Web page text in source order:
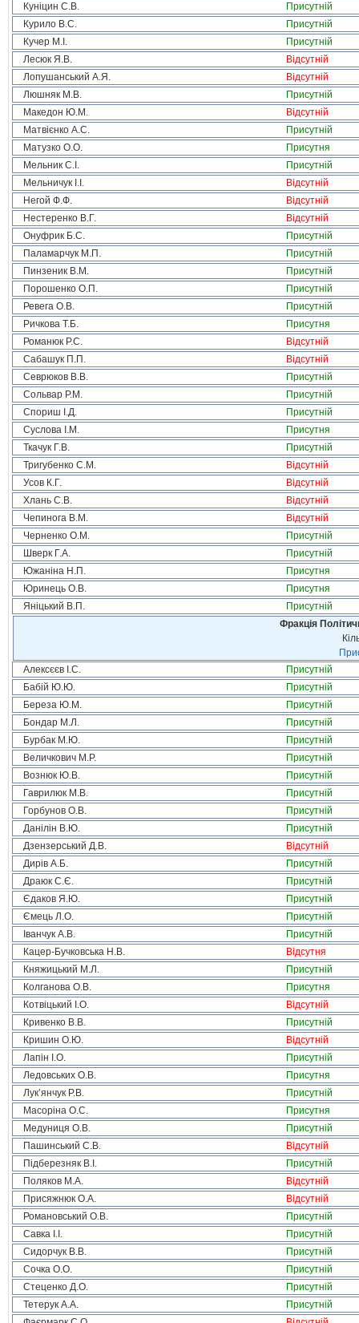
Куніцин С.В.
Присутній
Курило В.С.
Присутній
Кучер М.І.
Присутній
Лесюк Я.В.
Відсутній
Лопушанський А.Я.
Відсутній
Люшняк М.В.
Присутній
Македон Ю.М.
Відсутній
Матвієнко А.С.
Присутній
Матузко О.О.
Присутня
Мельник С.І.
Присутній
Мельничук І.І.
Відсутній
Негой Ф.Ф.
Відсутній
Нестеренко В.Г.
Відсутній
Онуфрик Б.С.
Присутній
Паламарчук М.П.
Присутній
Пинзеник В.М.
Присутній
Порошенко О.П.
Присутній
Ревега О.В.
Присутній
Ричкова Т.Б.
Присутня
Романюк Р.С.
Відсутній
Сабашук П.П.
Відсутній
Севрюков В.В.
Присутній
Сольвар Р.М.
Присутній
Спориш І.Д.
Присутній
Суслова І.М.
Присутня
Ткачук Г.В.
Присутній
Тригубенко С.М.
Відсутній
Усов К.Г.
Відсутній
Хлань С.В.
Відсутній
Чепинога В.М.
Відсутній
Черненко О.М.
Присутній
Шверк Г.А.
Присутній
Южаніна Н.П.
Присутня
Юринець О.В.
Присутня
Яніцький В.П.
Присутній
Фракція
Алексєєв І.С.
Присутній
Бабій Ю.Ю.
Присутній
Береза Ю.М.
Присутній
Бондар М.Л.
Присутній
Бурбак М.Ю.
Присутній
Величкович М.Р.
Присутній
Вознюк Ю.В.
Присутній
Гаврилюк М.В.
Присутній
Горбунов О.В.
Присутній
Данілін В.Ю.
Присутній
Дзензерський Д.В.
Відсутній
Дирів А.Б.
Присутній
Драюк С.Є.
Присутній
Єдаков Я.Ю.
Присутній
Ємець Л.О.
Присутній
Іванчук А.В.
Присутній
Кацер-Бучковська Н.В.
Відсутня
Княжицький М.Л.
Присутній
Колганова О.В.
Присутня
Котвіцький І.О.
Відсутній
Кривенко В.В.
Присутній
Кришин О.Ю.
Відсутній
Лапін І.О.
Присутній
Ледовських О.В.
Присутня
Лук’янчук Р.В.
Присутній
Масоріна О.С.
Присутня
Медуниця О.В.
Присутній
Пашинський С.В.
Відсутній
Підберезняк В.І.
Присутній
Поляков М.А.
Відсутній
Присяжнюк О.А.
Відсутній
Романовський О.В.
Присутній
Савка І.І.
Присутній
Сидорчук В.В.
Присутній
Сочка О.О.
Присутній
Стеценко Д.О.
Присутній
Тетерук А.А.
Присутній